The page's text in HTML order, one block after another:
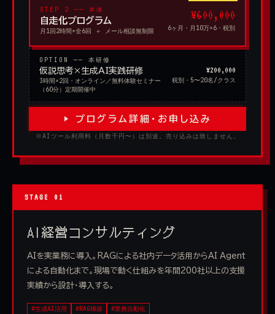
STEP 2 ── 本体
自走化プログラム
月1回2時間×全6回 ＋ メール相談無制限
¥600,000
6ヶ月・月10万×6・税別
OPTION ── 本研修
仮説思考×生成AI実践研修
3時間×2回・オンライン／無料体験セミナー
（60分）定期開催中
¥200,000
税別・5〜20名/クラス
▶ プログラム詳細・お申し込み
※AIツール利用料（月数千円〜）は別途。売り込みは致しません。
STAGE 01
AI経営コンサルティング
AIを実業務に導入。RAGによる社内データ活用からAI Agent
による自動化まで。現場で動く仕組みを年間200社以上の支援
実績から設計・導入する。
#生成AI活用 #RAG構築 #業務自動化